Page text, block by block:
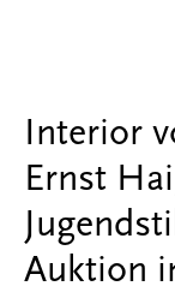
Interior
Ernst
Auktion